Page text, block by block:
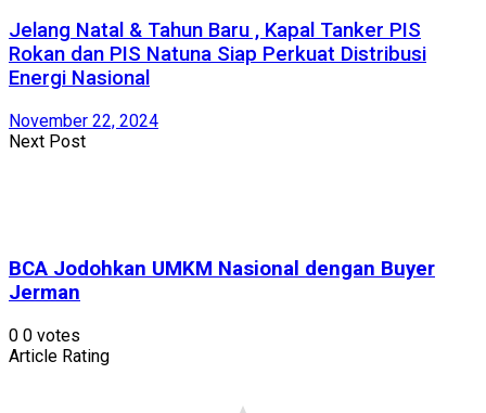
Jelang Natal & Tahun Baru , Kapal Tanker PIS
Rokan dan PIS Natuna Siap Perkuat Distribusi
Energi Nasional
November 22, 2024
Next Post
BCA Jodohkan UMKM Nasional dengan Buyer
Jerman
0 0 votes
Article Rating